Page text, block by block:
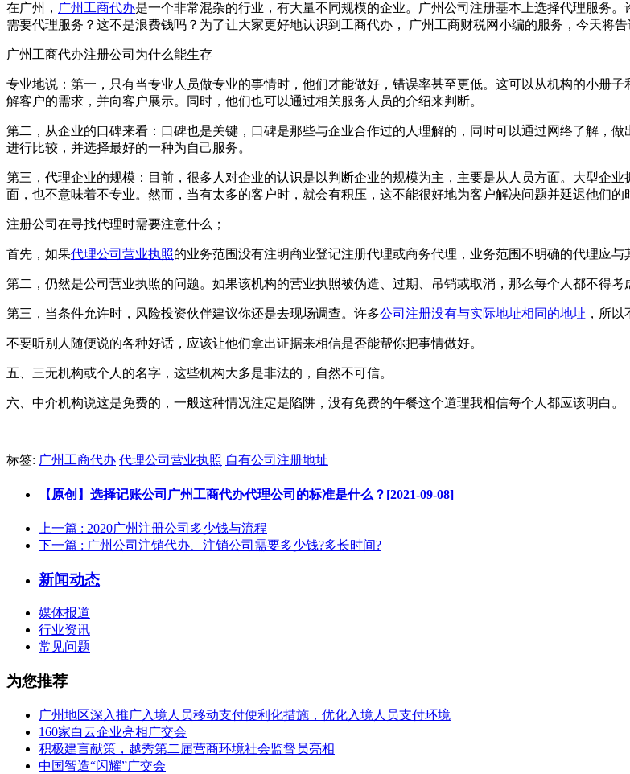
在广州， 广州工商代办是一个非常混杂的行业，有大量不同规模的企业。广州公司注册基本上选择代理服务
需要代理服务？这不是浪费钱吗？为了让大家更好地认识到工商代办， 广州工商财税网小编的服务，今天将
广州工商代办注册公司为什么能生存
专业地说：第一，只有当专业人员做专业的事情时，他们才能做好，错误率甚至更低。这可以从机构的小册
解客户的需求，并向客户展示。同时，他们也可以通过相关服务人员的介绍来判断。
第二，从企业的口碑来看：口碑也是关键，口碑是那些与企业合作过的人理解的，同时可以通过网络了解，
进行比较，并选择最好的一种为自己服务。
第三，代理企业的规模：目前，很多人对企业的认识是以判断企业的规模为主，主要是从人员方面。大型企
面，也不意味着不专业。然而，当有太多的客户时，就会有积压，这不能很好地为客户解决问题并延迟他们的
注册公司在寻找代理时需要注意什么；
首先，如果代理公司营业执照的业务范围没有注明商业登记注册代理或商务代理，业务范围不明确的代理应与
第二，仍然是公司营业执照的问题。如果该机构的营业执照被伪造、过期、吊销或取消，那么每个人都不得考
第三，当条件允许时，风险投资伙伴建议你还是去现场调查。许多公司注册没有与实际地址相同的地址 ，所以
不要听别人随便说的各种好话，应该让他们拿出证据来相信是否能帮你把事情做好。
五、三无机构或个人的名字，这些机构大多是非法的，自然不可信。
六、中介机构说这是免费的，一般这种情况注定是陷阱，没有免费的午餐这个道理我相信每个人都应该明白。
标签: 广州工商代办 代理公司营业执照 自有公司注册地址
【原创】选择记账公司广州工商代办代理公司的标准是什么？[2021-09-08]
上一篇 : 2020广州注册公司多少钱与流程
下一篇 : 广州公司注销代办、注销公司需要多少钱?多长时间?
新闻动态
媒体报道
行业资讯
常见问题
为您推荐
广州地区深入推广入境人员移动支付便利化措施，优化入境人员支付环境
160家白云企业亮相广交会
积极建言献策，越秀第二届营商环境社会监督员亮相
中国智造“闪耀”广交会